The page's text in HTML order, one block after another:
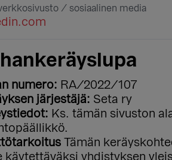
/ sosiaalinen media
numero: RA/2022/107
järjestäjä: Seta ry
Ks. tämän sivuston
Tämän
käytettäväksi yhdistyksen